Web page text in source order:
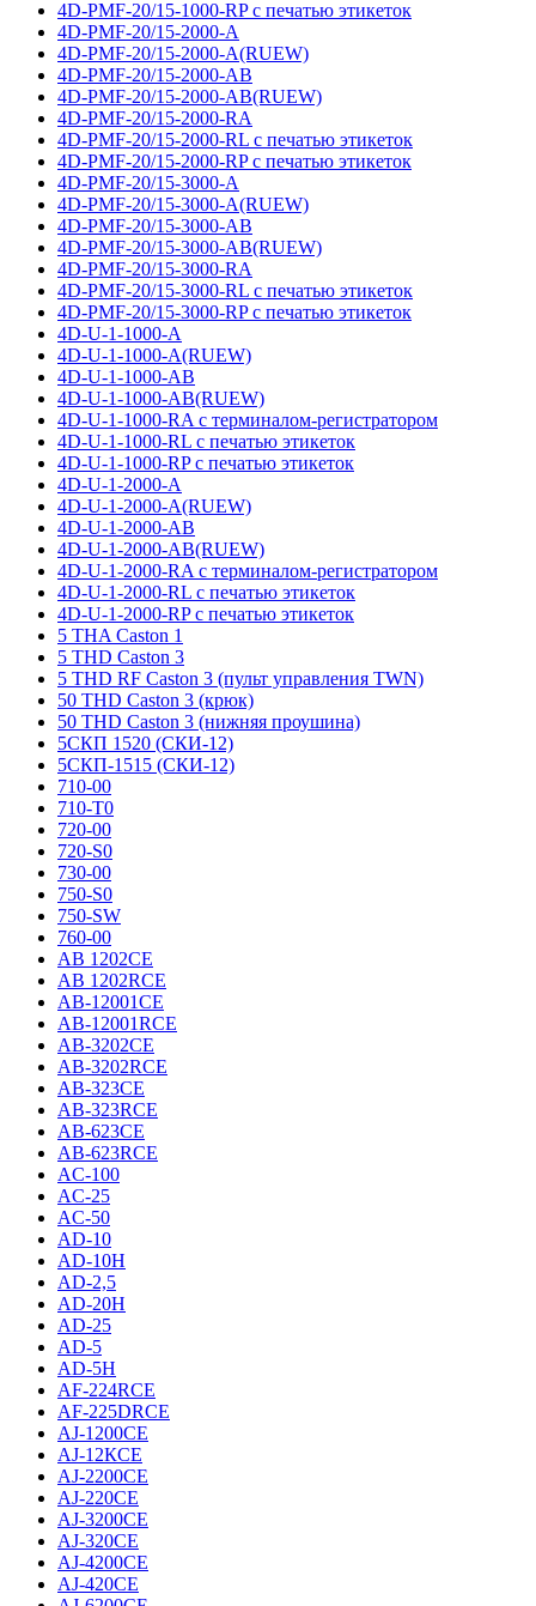
4D-PMF-20/15-1000-RP с печатью этикеток
4D-PMF-20/15-2000-A
4D-PMF-20/15-2000-A(RUEW)
4D-PMF-20/15-2000-AB
4D-PMF-20/15-2000-AB(RUEW)
4D-PMF-20/15-2000-RA
4D-PMF-20/15-2000-RL с печатью этикеток
4D-PMF-20/15-2000-RP с печатью этикеток
4D-PMF-20/15-3000-A
4D-PMF-20/15-3000-A(RUEW)
4D-PMF-20/15-3000-AB
4D-PMF-20/15-3000-AB(RUEW)
4D-PMF-20/15-3000-RA
4D-PMF-20/15-3000-RL с печатью этикеток
4D-PMF-20/15-3000-RP с печатью этикеток
4D-U-1-1000-A
4D-U-1-1000-A(RUEW)
4D-U-1-1000-AB
4D-U-1-1000-AB(RUEW)
4D-U-1-1000-RA с терминалом-регистратором
4D-U-1-1000-RL с печатью этикеток
4D-U-1-1000-RP с печатью этикеток
4D-U-1-2000-A
4D-U-1-2000-A(RUEW)
4D-U-1-2000-AB
4D-U-1-2000-AB(RUEW)
4D-U-1-2000-RA с терминалом-регистратором
4D-U-1-2000-RL с печатью этикеток
4D-U-1-2000-RP с печатью этикеток
5 THA Caston 1
5 THD Caston 3
5 THD RF Caston 3 (пульт управления TWN)
50 THD Caston 3 (крюк)
50 THD Caston 3 (нижняя проушина)
5СКП 1520 (СКИ-12)
5СКП-1515 (СКИ-12)
710-00
710-T0
720-00
720-S0
730-00
750-S0
750-SW
760-00
AB 1202CE
AB 1202RCE
AB-12001CE
AB-12001RCE
AB-3202CE
AB-3202RCE
AB-323CE
AB-323RCE
AB-623CE
AB-623RCE
AC-100
AC-25
AC-50
AD-10
AD-10H
AD-2,5
AD-20H
AD-25
AD-5
AD-5H
AF-224RCE
AF-225DRCE
AJ-1200CE
AJ-12КCE
AJ-2200CE
AJ-220CE
AJ-3200CE
AJ-320CE
AJ-4200CE
AJ-420CE